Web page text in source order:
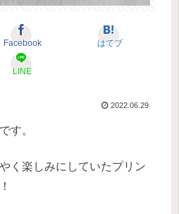
Facebook はてブ
LINE
2022.06.29
す。
く楽しみにしていたプリン